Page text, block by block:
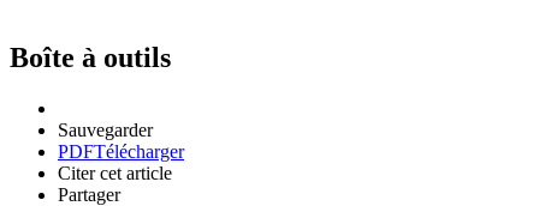
Boîte à outils
Sauvegarder
PDFTélécharger
Citer cet article
Partager